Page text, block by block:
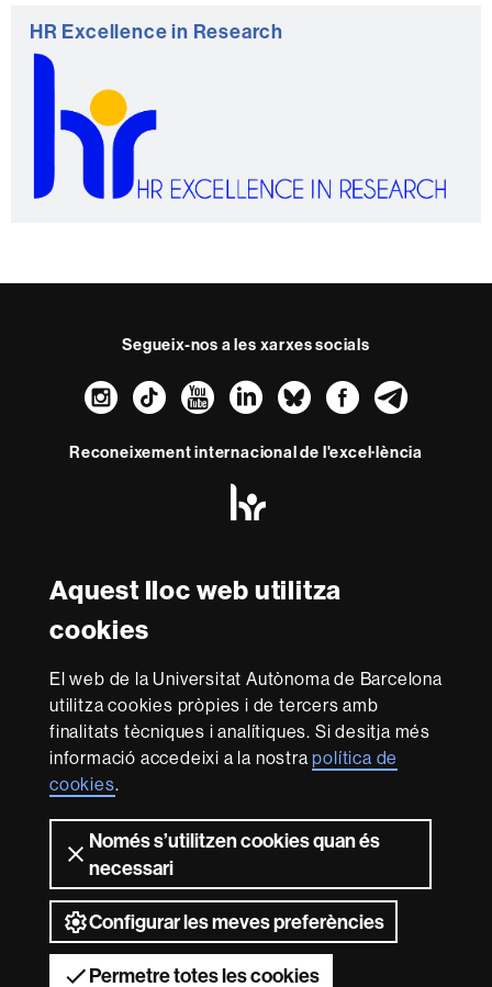
Aquest lloc web utilitza
cookies
El web de la Universitat Autònoma de Barcelona
utilitza cookies pròpies i de tercers amb
finalitats tècniques i analítiques. Si desitja més
informació accedeixi a la nostrapolítica de
cookies.
Només s’utilitzen cookies quan és
necessari
Configurar les meves preferències
Permetre totes les cookies
Informació
complementària
HR Excellence in Research
Segueix-nos a les xarxes socials
Instagram
TikTokYouTube
LinkedIn
Bluesky
Reconeixement internacional de l'excel·lència
-
Euraxess
Amb el finançament de
Sobre
aquest
web
Avís legal Protecció de dades Sobre el
web Accessibilitat web Mapa del web UAB
docència de qualitat i excel·lència, diversificada,
multidisciplinària i flexible, ajustada a les necessitats de
la societat i adaptada als nous models de l'Europa del
coneixement. La UAB és reconeguda internacionalment
per la qualitat i el caràcter innovador de la seva recerca.
2026 Universitat Autònoma de Barcelona